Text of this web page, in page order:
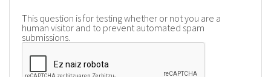
This question is for testing whether or not you are a
human visitor and to prevent automated spam
submissions.